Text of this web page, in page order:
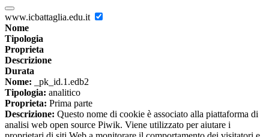
www.icbattaglia.edu.it
Nome
Tipologia
Proprieta
Descrizione
Durata
Nome: _pk_id.1.edb2
Tipologia: analitico
Proprieta: Prima parte
Descrizione: Questo nome di cookie è associato alla piattaforma di
analisi web open source Piwik. Viene utilizzato per aiutare i